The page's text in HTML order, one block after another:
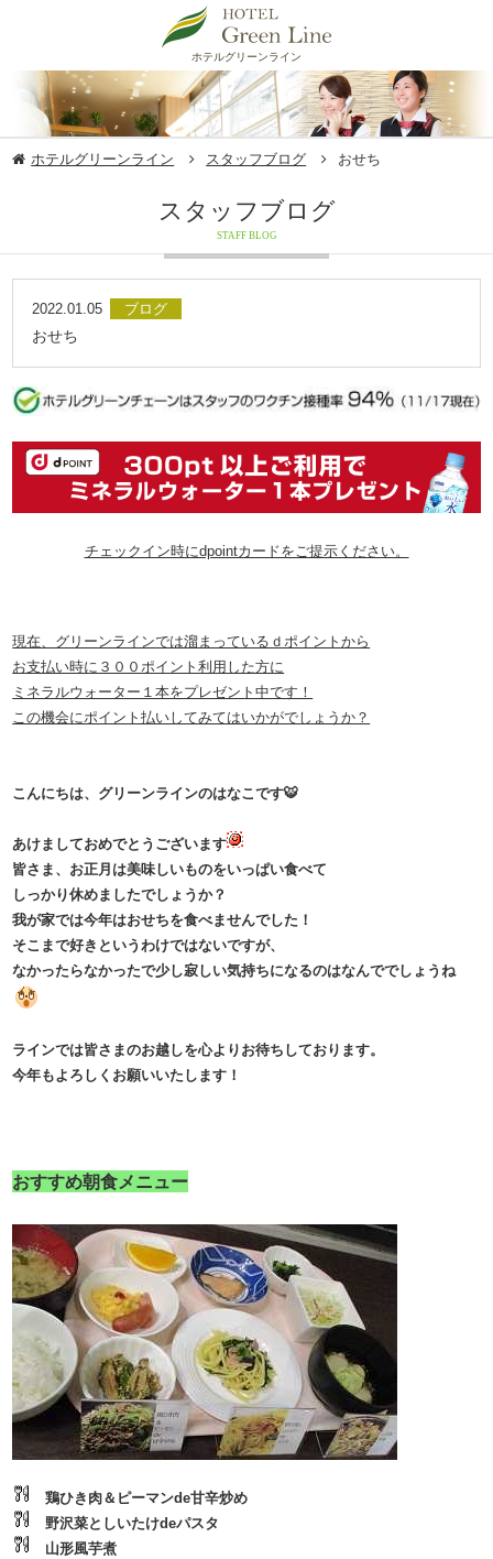
ホテルグリーンライン
ホテルグリーンライン スタッフブログ おせち
スタッフブログ
STAFF BLOG
2022.01.05 ブログ
おせち
チェックイン時にdpointカードをご提示ください。
現在、グリーンラインでは溜まっているｄポイントから
お支払い時に３００ポイント利用した方に
ミネラルウォーター１本をプレゼント中です！
この機会にポイント払いしてみてはいかがでしょうか？
​​​​​​​​​​​​​​​こんにちは、グリーンラインのはなこです🐯
あけましておめでとうございます
皆さま、お正月は美味しいものをいっぱい食べて
しっかり休めましたでしょうか？
我が家では今年はおせちを食べませんでした！
そこまで好きというわけではないですが、
なかったらなかったで少し寂しい気持ちになるのはなんででしょうね
ラインでは皆さまのお越しを心よりお待ちしております。
今年もよろしくお願いいたします！
​おすすめ朝食メニュー​
鶏ひき肉＆ピーマンde甘辛炒め
野沢菜としいたけdeパスタ
山形風芋煮